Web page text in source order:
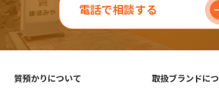
電話で相談する
質預かりについて
取扱ブランドに